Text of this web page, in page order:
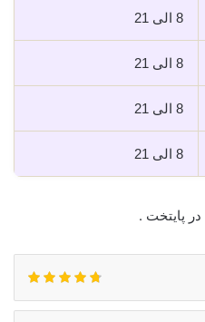
8 الی 21
8 الی 21
8 الی 21
8 الی 21
در پایتخت .